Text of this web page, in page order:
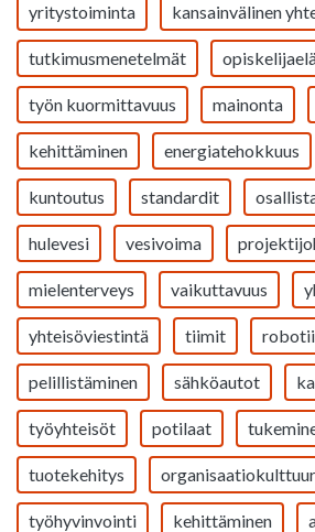
yritystoiminta kansainvälinen
tutkimusmenetelmät
työn kuormittavuus mainonta
kehittäminen energiatehokkuus
kuntoutus standardit
hulevesi vesivoima
mielenterveys vaikuttavuus
yhteisöviestintä tiimit
pelillistäminen sähköautot
työyhteisöt potilaat
tuotekehitys
työhyvinvointi kehittäminen